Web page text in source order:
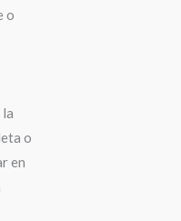
o
o
en